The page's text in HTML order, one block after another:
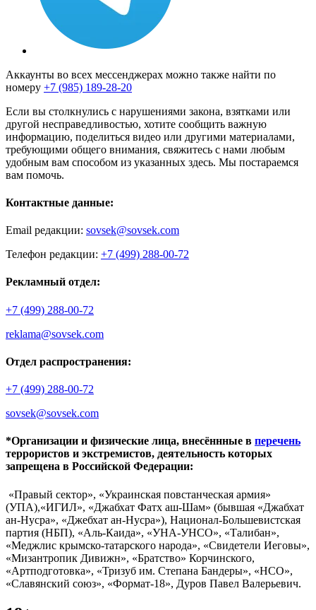
Аккаунты во всех мессенджерах можно также найти по
номеру +7 (985) 189-28-20
Если вы столкнулись с нарушениями закона, взятками или
другой несправедливостью, хотите сообщить важную
информацию, поделиться видео или другими материалами,
требующими общего внимания, свяжитесь с нами любым
удобным вам способом из указанных здесь. Мы постараемся
вам помочь.
Контактные данные:
Email редакции: sovsek@sovsek.com
Телефон редакции: +7 (499) 288-00-72
Рекламный отдел:
+7 (499) 288-00-72
reklama@sovsek.com
Отдел распространения:
+7 (499) 288-00-72
sovsek@sovsek.com
*Организации и физические лица, внесённные в перечень
террористов и экстремистов, деятельность которых
запрещена в Российской Федерации:
«Правый сектор», «Украинская повстанческая армия»
(УПА),«ИГИЛ», «Джабхат Фатх аш-Шам» (бывшая «Джабхат
ан-Нусра», «Джебхат ан-Нусра»), Национал-Большевистская
партия (НБП), «Аль-Каида», «УНА-УНСО», «Талибан»,
«Меджлис крымско-татарского народа», «Свидетели Иеговы»,
«Мизантропик Дивижн», «Братство» Корчинского,
«Артподготовка», «Тризуб им. Степана Бандеры», «НСО»,
«Славянский союз», «Формат-18», Дуров Павел Валерьевич.